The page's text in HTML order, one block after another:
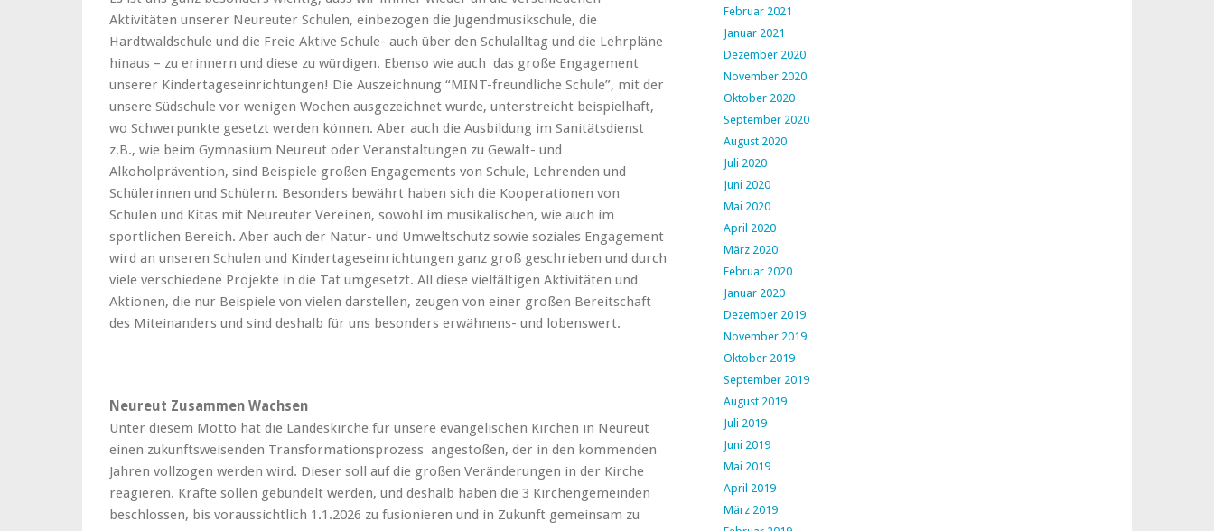
Aktivitäten unserer Neureuter Schulen, einbezogen die Jugendmusikschule, die
Hardtwaldschule und die Freie Aktive Schule- auch über den Schulalltag und die Lehrpläne
hinaus – zu erinnern und diese zu würdigen. Ebenso wie auch das große Engagement
unserer Kindertageseinrichtungen! Die Auszeichnung “MINT-freundliche Schule”, mit der
unsere Südschule vor wenigen Wochen ausgezeichnet wurde, unterstreicht beispielhaft,
wo Schwerpunkte gesetzt werden können. Aber auch die Ausbildung im Sanitätsdienst
z.B., wie beim Gymnasium Neureut oder Veranstaltungen zu Gewalt- und
Alkoholprävention, sind Beispiele großen Engagements von Schule, Lehrenden und
Schülerinnen und Schülern. Besonders bewährt haben sich die Kooperationen von
Schulen und Kitas mit Neureuter Vereinen, sowohl im musikalischen, wie auch im
sportlichen Bereich. Aber auch der Natur- und Umweltschutz sowie soziales Engagement
wird an unseren Schulen und Kindertageseinrichtungen ganz groß geschrieben und durch
viele verschiedene Projekte in die Tat umgesetzt. All diese vielfältigen Aktivitäten und
Aktionen, die nur Beispiele von vielen darstellen, zeugen von einer großen Bereitschaft
des Miteinanders und sind deshalb für uns besonders erwähnens- und lobenswert.
Neureut Zusammen Wachsen
Unter diesem Motto hat die Landeskirche für unsere evangelischen Kirchen in Neureut
einen zukunftsweisenden Transformationsprozess angestoßen, der in den kommenden
Jahren vollzogen werden wird. Dieser soll auf die großen Veränderungen in der Kirche
reagieren. Kräfte sollen gebündelt werden, und deshalb haben die 3 Kirchengemeinden
beschlossen, bis voraussichtlich 1.1.2026 zu fusionieren und in Zukunft gemeinsam zu
Februar 2021
Januar 2021
Dezember 2020
November 2020
Oktober 2020
September 2020
August 2020
Juli 2020
Juni 2020
Mai 2020
April 2020
März 2020
Februar 2020
Januar 2020
Dezember 2019
November 2019
Oktober 2019
September 2019
August 2019
Juli 2019
Juni 2019
Mai 2019
April 2019
März 2019